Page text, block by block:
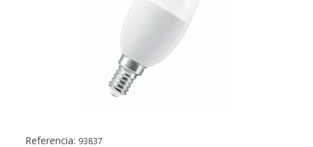
Referencia: 93837